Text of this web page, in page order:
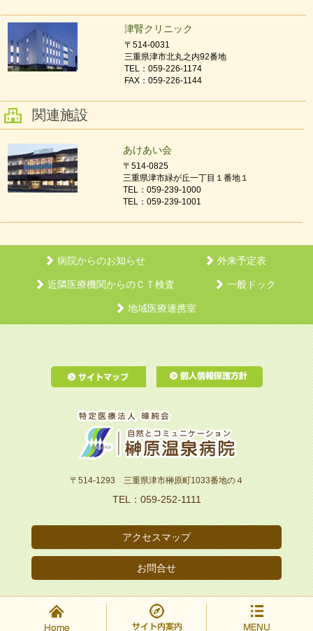
津腎クリニック
〒514-0031
三重県津市北丸之内92番地
TEL：059-226-1174
FAX：059-226-1144
関連施設
あけあい会
〒514-0825
三重県津市緑が丘一丁目１番地１
TEL：059-239-1000
TEL：059-239-1001
病院からのお知らせ 外来予定表
近隣医療機関からのＣＴ検査 一般ドック
地域医療連携室
〒514-1293 三重県津市榊原町1033番地の４
TEL：059-252-1111
アクセスマップ
お問合せ
(c) 2018 Sakakibara Onsen Hospital